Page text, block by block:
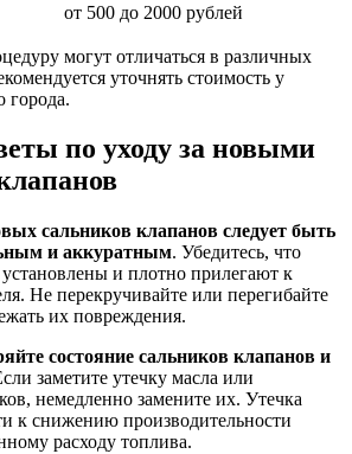
от 500 до 2000 рублей
могут отличаться в различных
уточнять стоимость у
города.
по уходу за новыми
сальников клапанов следует быть
и аккуратным. Убедитесь, что
и плотно прилегают к
Не перекручивайте или перегибайте
их повреждения.
состояние сальников клапанов и
заметите утечку масла или
немедленно замените их. Утечка
к снижению производительности
расходу топлива.